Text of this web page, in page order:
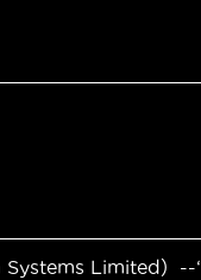
Limited）--